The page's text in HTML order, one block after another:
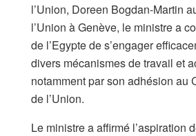
l’Union, Doreen Bogdan-Martin
l’Union à Genève, le ministre a
de l’Egypte de s’engager
divers mécanismes de travail et
notamment par son adhésion au
de l’Union.
Le ministre a affirmé l’aspiration